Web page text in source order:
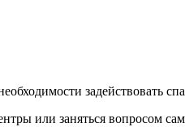
задействовать
или заняться вопросом